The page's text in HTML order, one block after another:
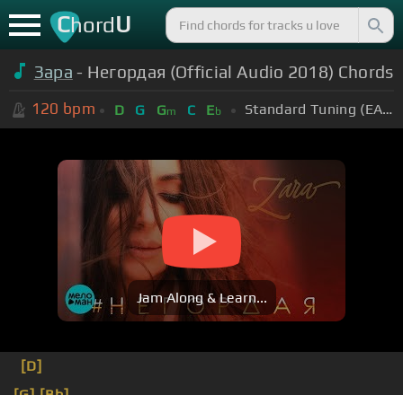
ChordU
Зара - Негордая (Official Audio 2018) Chords
120 bpm D G Gm C Eb Standard Tuning (EADGBE)
Jam Along & Learn...
[D]